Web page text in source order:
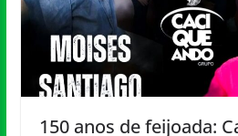
150 anos de feijoada: